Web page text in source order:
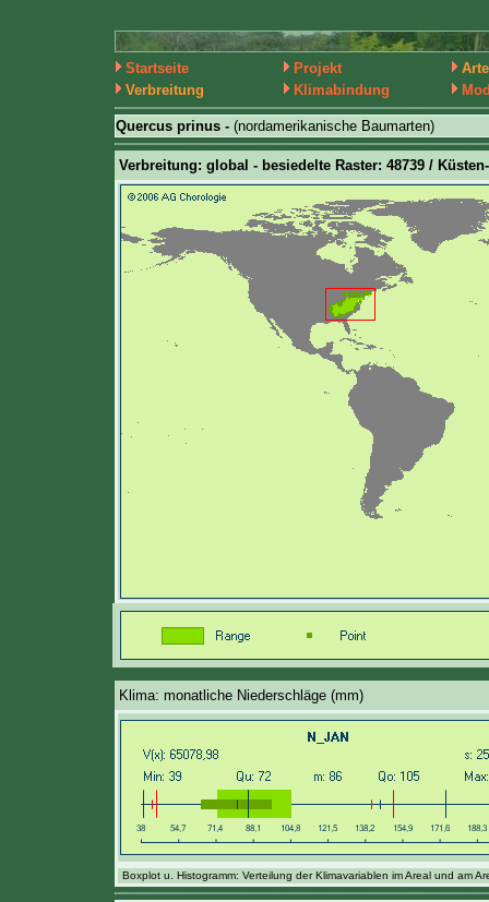
Startseite Projekt
Verbreitung
Klimabindung
Quercus prinus - (nordamerikanische Baumarten)
Verbreitung: global - besiedelte Raster: 48739 /
Klima: monatliche Niederschläge (mm)
Boxplot u. Histogramm: Verteilung der Klimavariablen im Areal und am